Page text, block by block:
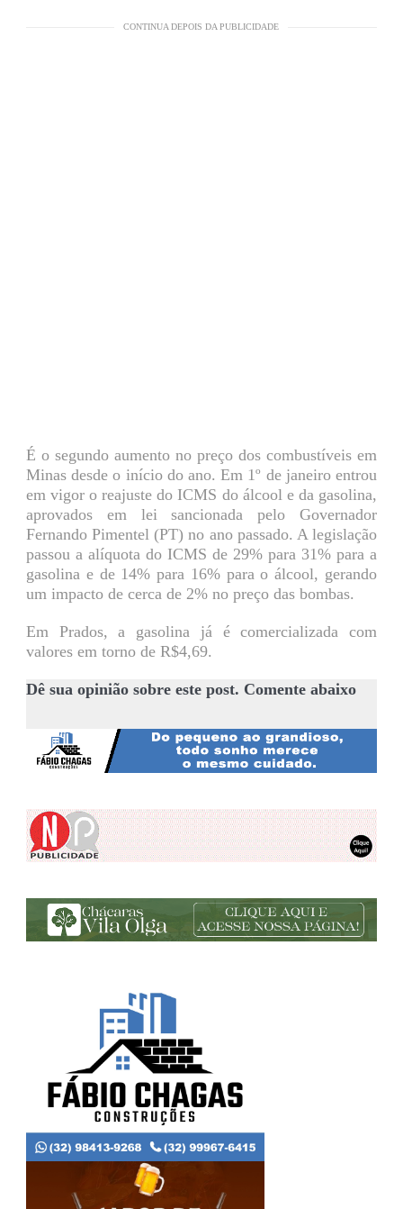
CONTINUA DEPOIS DA PUBLICIDADE
É o segundo aumento no preço dos combustíveis em
Minas desde o início do ano. Em 1º de janeiro entrou
em vigor o reajuste do ICMS do álcool e da gasolina,
aprovados em lei sancionada pelo Governador
Fernando Pimentel (PT) no ano passado. A legislação
passou a alíquota do ICMS de 29% para 31% para a
gasolina e de 14% para 16% para o álcool, gerando
um impacto de cerca de 2% no preço das bombas.
Em Prados, a gasolina já é comercializada com
valores em torno de R$4,69.
Dê sua opinião sobre este post. Comente abaixo